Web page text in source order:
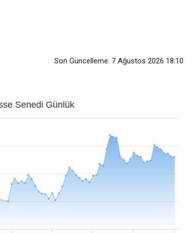
Son Güncelleme: 7 Ağustos 2026 18:10
Senedi Günlük